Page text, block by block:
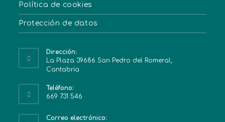
Política de cookies
Protección de datos
Dirección:
La Plaza 39686 San Pedro del Romeral,
Cantabria
Teléfono:
669 731 546
Correo electrónico: